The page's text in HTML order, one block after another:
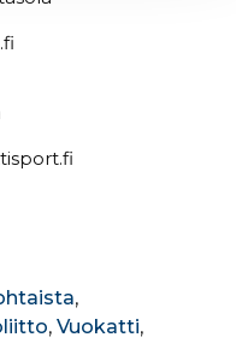
,
, Vuokatti,